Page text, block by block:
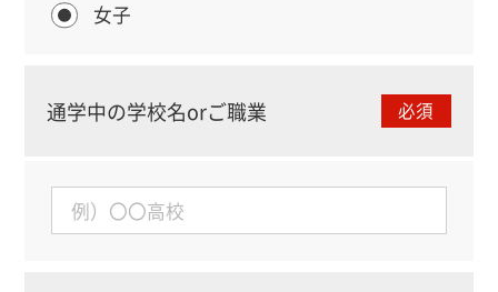
女子
通学中の学校名orご職業 必須